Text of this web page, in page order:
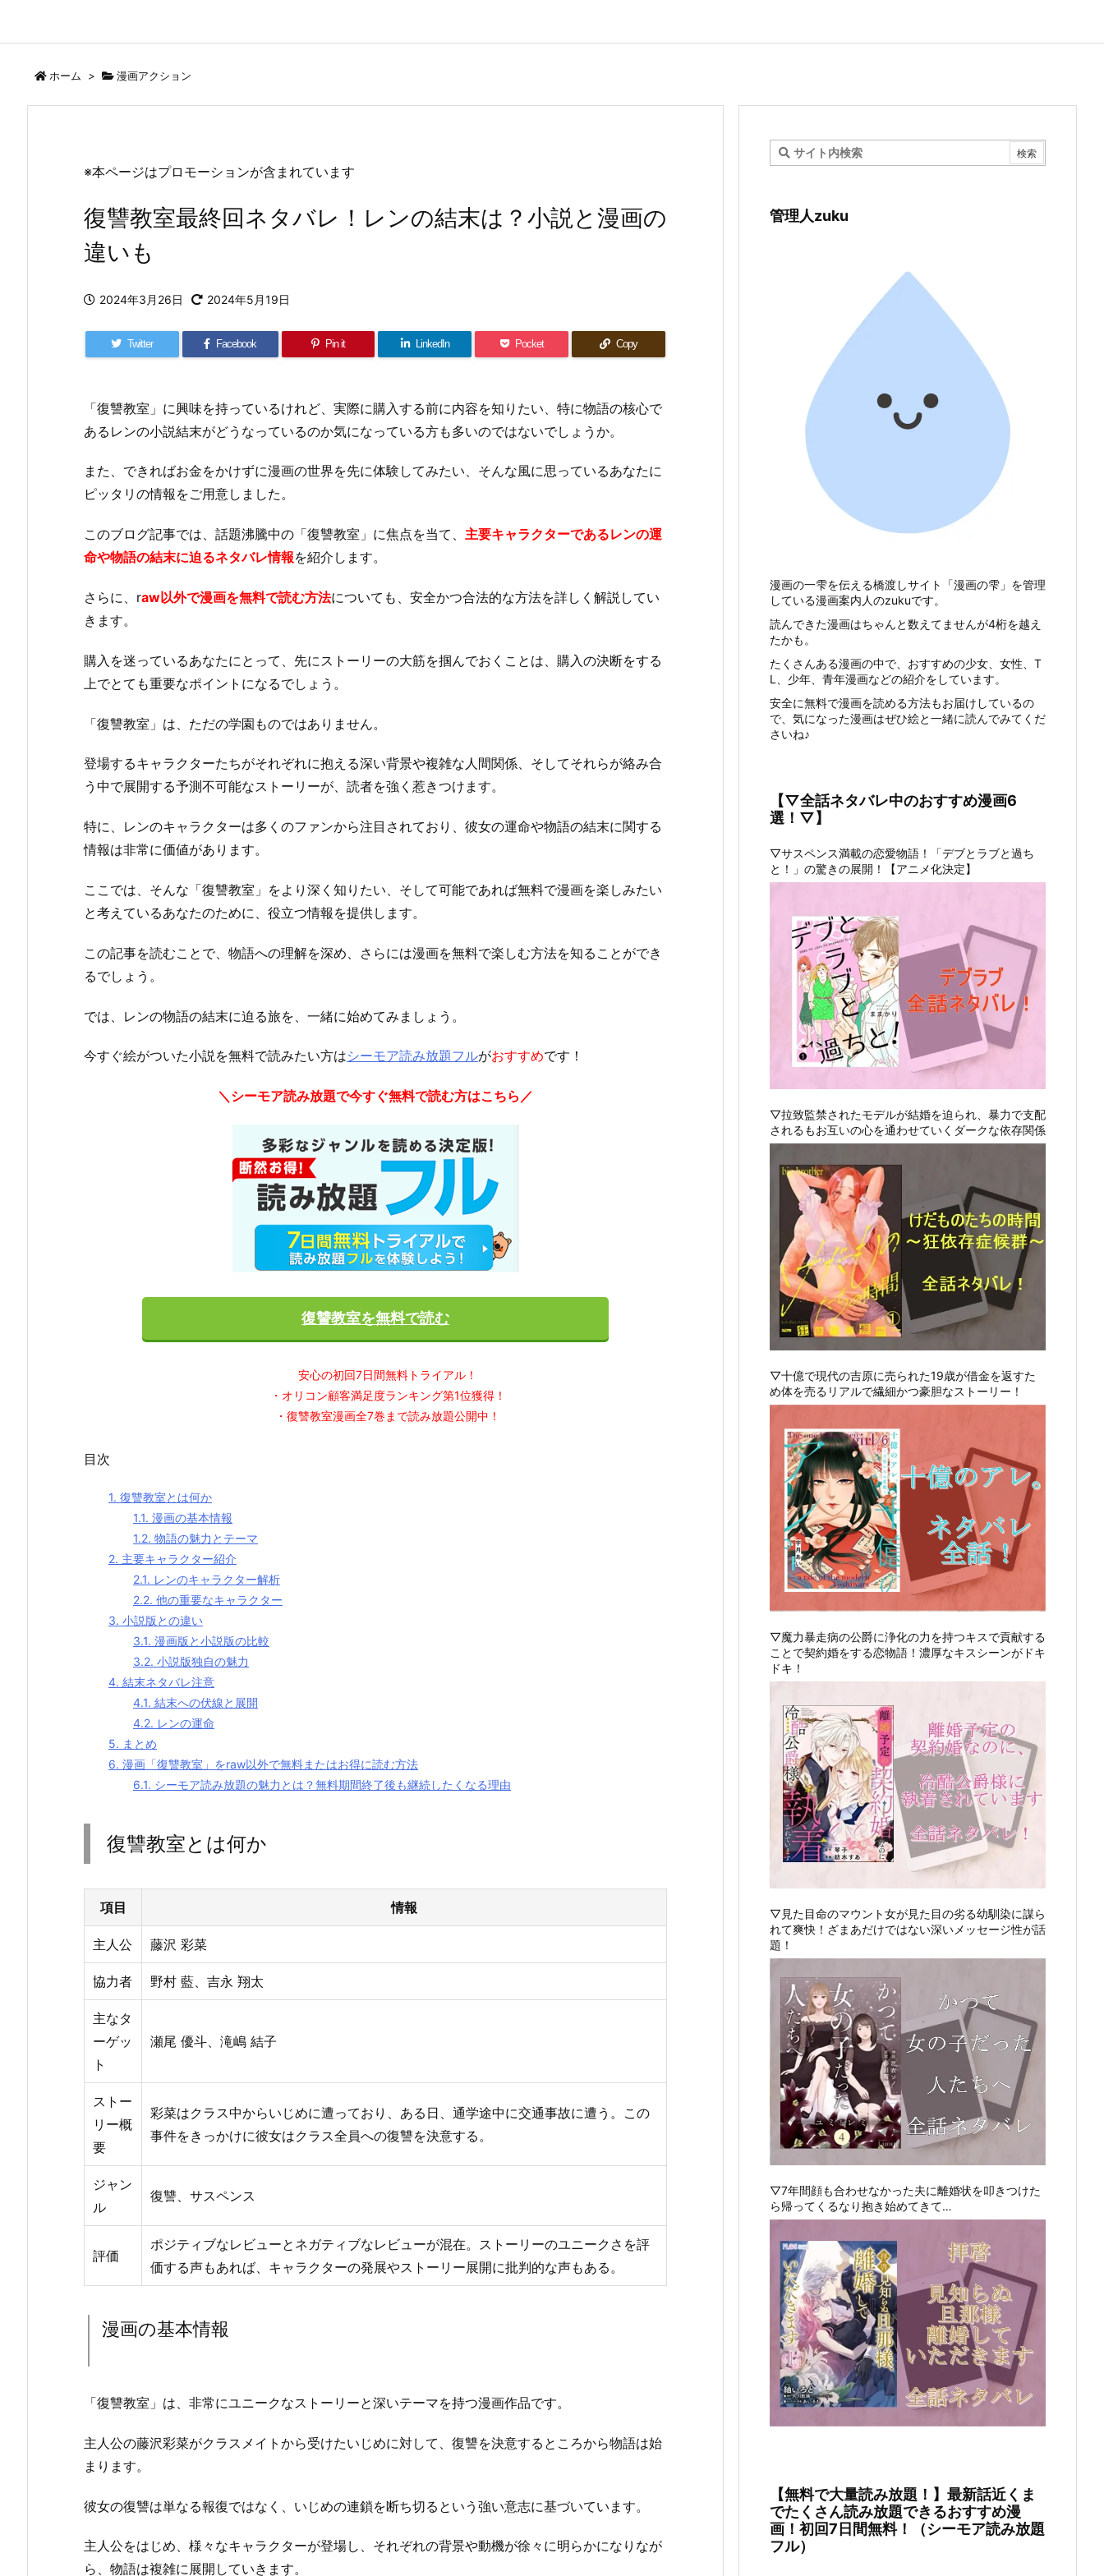
ホーム > 漫画アクション
※本ページはプロモーションが含まれています
復讐教室最終回ネタバレ！レンの結末は？小説と漫画の
違いも
2024年3月26日 2024年5月19日
Twitter Facebook Pin it LinkedIn Pocket Copy
「復讐教室」に興味を持っているけれど、実際に購入する前に内容を知りたい、特に物語の核心で
あるレンの小説結末がどうなっているのか気になっている方も多いのではないでしょうか。
また、できればお金をかけずに漫画の世界を先に体験してみたい、そんな風に思っているあなたに
ピッタリの情報をご用意しました。
このブログ記事では、話題沸騰中の「復讐教室」に焦点を当て、 主要キャラクターであるレンの運
命や物語の結末に迫るネタバレ情報を紹介します。
さらに、raw以外で漫画を無料で読む方法についても、安全かつ合法的な方法を詳しく解説してい
きます。
購入を迷っているあなたにとって、先にストーリーの大筋を掴んでおくことは、購入の決断をする
上でとても重要なポイントになるでしょう。
「復讐教室」は、ただの学園ものではありません。
登場するキャラクターたちがそれぞれに抱える深い背景や複雑な人間関係、そしてそれらが絡み合
う中で展開する予測不可能なストーリーが、読者を強く惹きつけます。
特に、レンのキャラクターは多くのファンから注目されており、彼女の運命や物語の結末に関する
情報は非常に価値があります。
ここでは、そんな「復讐教室」をより深く知りたい、そして可能であれば無料で漫画を楽しみたい
と考えているあなたのために、役立つ情報を提供します。
この記事を読むことで、物語への理解を深め、さらには漫画を無料で楽しむ方法を知ることができ
るでしょう。
では、レンの物語の結末に迫る旅を、一緒に始めてみましょう。
今すぐ絵がついた小説を無料で読みたい方はシーモア読み放題フルがおすすめです！
＼シーモア読み放題で今すぐ無料で読む方はこちら／
復讐教室を無料で読む
安心の初回7日間無料トライアル！
・オリコン顧客満足度ランキング第1位獲得！
・復讐教室漫画全7巻まで読み放題公開中！
目次
1. 復讐教室とは何か
1.1. 漫画の基本情報
1.2. 物語の魅力とテーマ
2. 主要キャラクター紹介
2.1. レンのキャラクター解析
2.2. 他の重要なキャラクター
3. 小説版との違い
3.1. 漫画版と小説版の比較
3.2. 小説版独自の魅力
4. 結末ネタバレ注意
4.1. 結末への伏線と展開
4.2. レンの運命
5. まとめ
6. 漫画「復讐教室」をraw以外で無料またはお得に読む方法
6.1. シーモア読み放題の魅力とは？無料期間終了後も継続したくなる理由
復讐教室とは何か
項目 情報
主人公 藤沢 彩菜
協力者 野村 藍、吉永 翔太
主なタ
ーゲッ
ト
瀬尾 優斗、滝嶋 結子
ストー
リー概
要
彩菜はクラス中からいじめに遭っており、ある日、通学途中に交通事故に遭う。この
事件をきっかけに彼女はクラス全員への復讐を決意する。
ジャン
ル
復讐、サスペンス
評価
ポジティブなレビューとネガティブなレビューが混在。ストーリーのユニークさを評
価する声もあれば、キャラクターの発展やストーリー展開に批判的な声もある。
漫画の基本情報
「復讐教室」は、非常にユニークなストーリーと深いテーマを持つ漫画作品です。
主人公の藤沢彩菜がクラスメイトから受けたいじめに対して、復讐を決意するところから物語は始
まります。
彼女の復讐は単なる報復ではなく、いじめの連鎖を断ち切るという強い意志に基づいています。
主人公をはじめ、様々なキャラクターが登場し、それぞれの背景や動機が徐々に明らかになりなが
ら、物語は複雑に展開していきます。
管理人zuku
漫画の一雫を伝える橋渡しサイト「漫画の雫」を管理
している漫画案内人のzukuです。
読んできた漫画はちゃんと数えてませんが4桁を越え
たかも。
たくさんある漫画の中で、おすすめの少女、女性、T
L、少年、青年漫画などの紹介をしています。
安全に無料で漫画を読める方法もお届けしているの
で、気になった漫画はぜひ絵と一緒に読んでみてくだ
さいね♪
【▽全話ネタバレ中のおすすめ漫画6
選！▽】
▽サスペンス満載の恋愛物語！「デブとラブと過ち
と！」の驚きの展開！【アニメ化決定】
▽拉致監禁されたモデルが結婚を迫られ、暴力で支配
されるもお互いの心を通わせていくダークな依存関係
▽十億で現代の吉原に売られた19歳が借金を返すた
め体を売るリアルで繊細かつ豪胆なストーリー！
▽魔力暴走病の公爵に浄化の力を持つキスで貢献する
ことで契約婚をする恋物語！濃厚なキスシーンがドキ
ドキ！
▽見た目命のマウント女が見た目の劣る幼馴染に謀ら
れて爽快！ざまあだけではない深いメッセージ性が話
題！
▽7年間顔も合わせなかった夫に離婚状を叩きつけた
ら帰ってくるなり抱き始めてきて…
【無料で大量読み放題！】最新話近くま
でたくさん読み放題できるおすすめ漫
画！初回7日間無料！（シーモア読み放題
フル）